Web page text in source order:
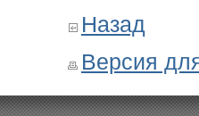
Назад
Версия